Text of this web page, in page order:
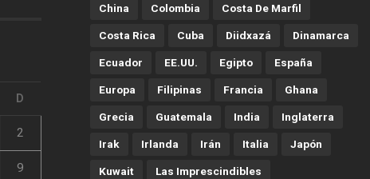
D
2
9
China Colombia Costa De Marfil
Costa Rica Cuba Diidxazá Dinamarca
Ecuador EE.UU. Egipto España
Europa Filipinas Francia Ghana
Grecia Guatemala India Inglaterra
Irak Irlanda Irán Italia Japón
Kuwait Las Imprescindibles